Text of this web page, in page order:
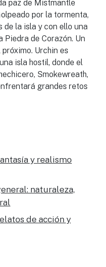
paz de Mistmantle
por la tormenta,
de la isla y con ello una
de Corazón. Un
Urchin es
isla hostil, donde el
Smokewreath,
grandes retos
y realismo
naturaleza,
de acción y